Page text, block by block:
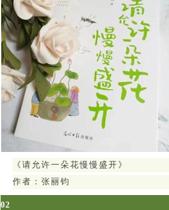
《请允许一朵花慢慢盛开》
作者：张丽钧
02